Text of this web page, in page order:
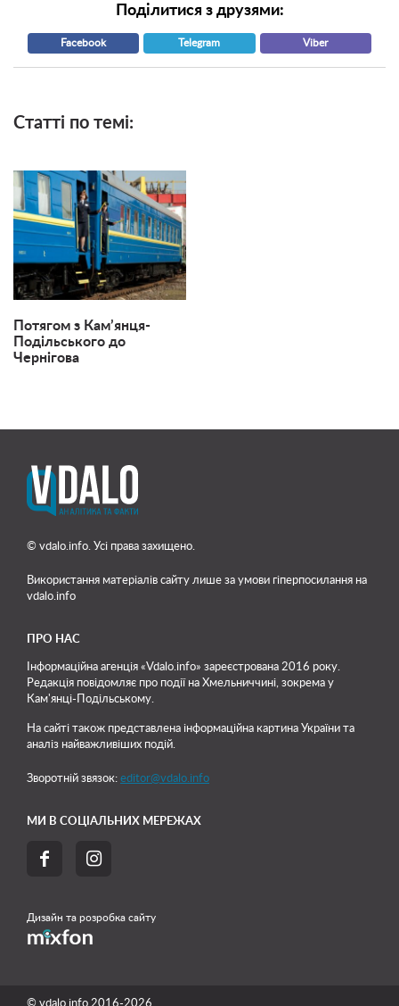
Поділитися з друзями:
Facebook Telegram Viber
Статті по темі:
Потягом з Кам’янця-
Подільського до
Чернігова
© vdalo.info. Усі права захищено.
Використання матеріалів сайту лише за умови гіперпосилання на
vdalo.info
ПРО НАС
Інформаційна агенція «Vdalo.info» зареєстрована 2016 року.
Редакція повідомляє про події на Хмельниччині, зокрема у
Кам'янці-Подільському.
На сайті також представлена інформаційна картина України та
аналіз найважливіших подій.
Зворотній звязок: editor@vdalo.info
МИ В СОЦІАЛЬНИХ МЕРЕЖАХ
 
Дизайн та розробка сайту
© vdalo.info 2016-2026